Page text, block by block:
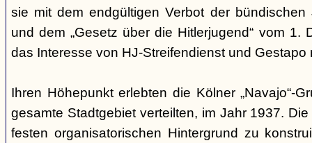
sie mit dem endgültigen Verbot der
und dem „Gesetz über die Hitlerjugend“ vom 1.
das Interesse von HJ-Streifendienst und Gestapo
Ihren Höhepunkt erlebten die Kölner „Navajo“-
gesamte Stadtgebiet verteilten, im Jahr 1937.
festen organisatorischen Hintergrund zu